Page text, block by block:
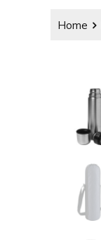
Home